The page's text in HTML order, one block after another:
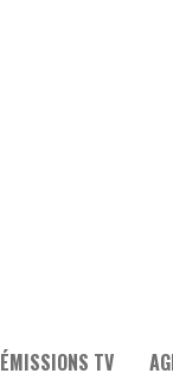
ÉMISSIONS TV